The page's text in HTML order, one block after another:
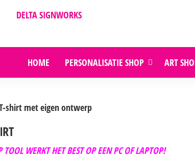
HOME PERSONALISATIE SHOP ART
shirt met eigen ontwerp
TOOL WERKT HET BEST OP EEN PC OF LAPTOP!